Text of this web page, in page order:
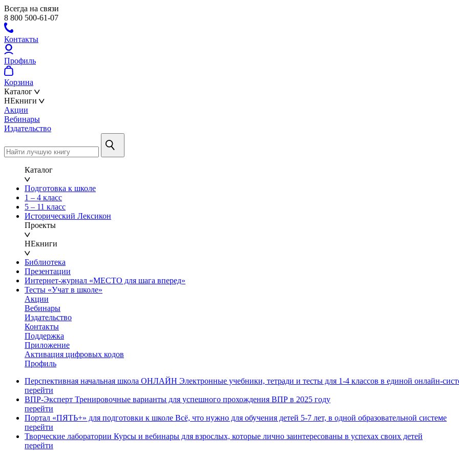
Всегда на связи
8 800 500-61-07
Контакты
Профиль
Корзина
Каталог
НЕкниги
Акции
Вебинары
Издательство
Каталог
Подготовка к школе
1 – 4 класс
5 – 11 класс
Исторический Лексикон
Проекты
НЕкниги
Библиотека
Презентации
Интернет-журнал «МЕСТО для шага вперед»
Тесты «Учат в школе»
Акции
Вебинары
Издательство
Контакты
Поддержка
Приложение
Активация цифровых кодов
Профиль
Перспективная начальная школа ОНЛАЙН Электронные учебники, тетради и тесты для 1-4 классов в единой онлайн-
перейти
ВПР-Эксперт Тренировочные варианты для успешного прохождения ВПР в 2025 году
перейти
Портал «ПЯТЬ+» для подготовки к школе Всё, что нужно для обучения детей 5-7 лет, в одной образовательной системе
перейти
Творческие лаборатории Курсы и вебинары для взрослых, которые лично заинтересованы в успехах своих детей
перейти